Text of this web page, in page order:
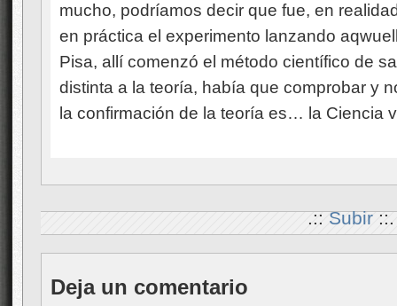
mucho, podríamos decir que fue, en
en práctica el experimento lanzando
Pisa, allí comenzó el método científico de
distinta a la teoría, había que comprobar y
la confirmación de la teoría es… la Ciencia
.::Subir::.
Deja un comentario